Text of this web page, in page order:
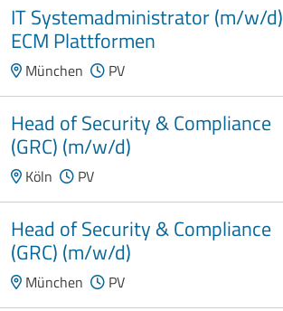
IT Systemadministrator (m/w/d)
ECM Plattformen
München PV
Head of Security & Compliance
(GRC) (m/w/d)
Köln PV
Head of Security & Compliance
(GRC) (m/w/d)
München PV